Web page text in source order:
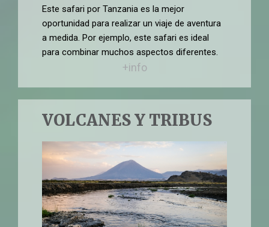
Este safari por Tanzania es la mejor
oportunidad para realizar un viaje de aventura
a medida. Por ejemplo, este safari es ideal
para combinar muchos aspectos diferentes.
+info
VOLCANES Y TRIBUS